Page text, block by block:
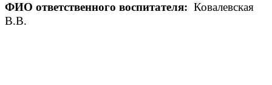
ФИО ответственного воспитателя: Ковалевская
В.В.